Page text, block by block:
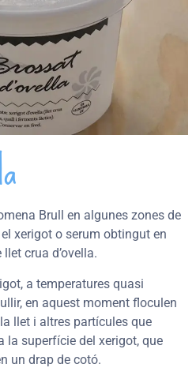
Brull en algunes zones de
xerigot o serum obtingut en
crua d’ovella.
a temperatures quasi
en aquest moment floculen
llet i altres partícules que
superfície del xerigot, que
un drap de cotó.